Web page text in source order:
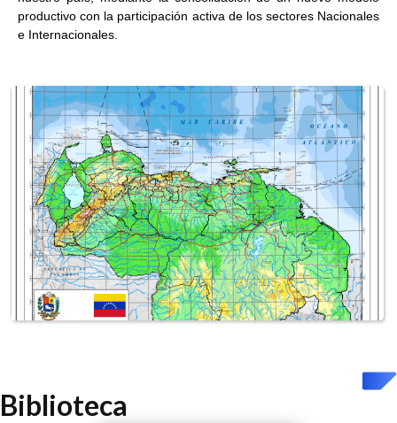
productivo con la participación activa de los sectores Nacionales
e Internacionales.
Biblioteca